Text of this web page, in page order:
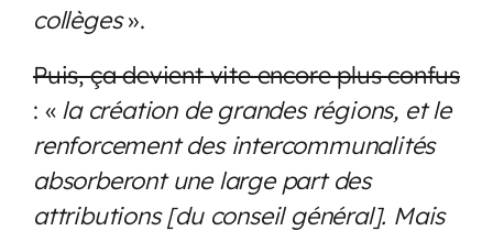
collèges».
Puis, ça devient vite encore plus confus
: « la création de grandes régions, et le
renforcement des intercommunalités
absorberont une large part des
attributions [du conseil général]. Mais